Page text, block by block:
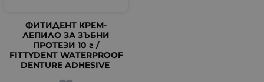
ФИТИДЕНТ КРЕМ-
ЛЕПИЛО ЗА ЗЪБНИ
ПРОТЕЗИ 10 г /
FITTYDENT WATERPROOF
DENTURE ADHESIVE